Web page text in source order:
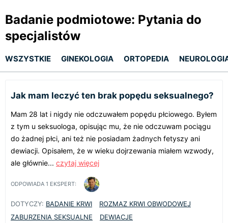
Badanie podmiotowe: Pytania do
specjalistów
WSZYSTKIE GINEKOLOGIA ORTOPEDIA
Jak mam leczyć ten brak popędu seksualnego?
Mam 28 lat i nigdy nie odczuwałem popędu płciowego. Byłem
z tym u seksuologa, opisując mu, że nie odczuwam pociągu
do żadnej płci, ani też nie posiadam żadnych fetyszy ani
dewiacji. Opisałem, że w wieku dojrzewania miałem wzwody,
ale głównie... czytaj więcej
ODPOWIADA 1 EKSPERT:
DOTYCZY: BADANIE KRWI
ROZMAZ KRWI OBWODOWEJ
ZABURZENIA SEKSUALNE
DEWIACJE